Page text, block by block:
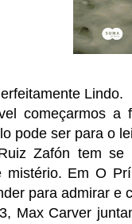
Lindo.
começarmos
pode ser para o
Zafón tem
mistério. Em O
para admirar e
Max Carver